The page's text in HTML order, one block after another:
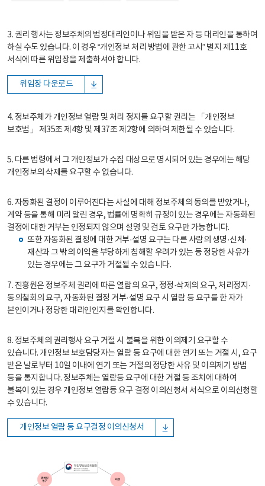
3. 권리 행사는 정보주체의 법정대리인이나 위임을 받은 자 등 대리인을 통하여
하실 수도 있습니다. 이 경우 “개인정보 처리 방법에 관한 고시” 별지 제11호
서식에 따른 위임장을 제출하셔야 합니다.
위임장 다운로드
4. 정보주체가 개인정보 열람 및 처리 정지를 요구할 권리는 「개인정보
보호법」 제35조 제4항 및 제37조 제2항에 의하여 제한될 수 있습니다.
5. 다른 법령에서 그 개인정보가 수집 대상으로 명시되어 있는 경우에는 해당
개인정보의 삭제를 요구할 수 없습니다.
6. 자동화된 결정이 이루어진다는 사실에 대해 정보주체의 동의를 받았거나,
계약 등을 통해 미리 알린 경우, 법률에 명확히 규정이 있는 경우에는 자동화된
결정에 대한 거부는 인정되지 않으며 설명 및 검토 요구만 가능합니다.
또한 자동화된 결정에 대한 거부·설명 요구는 다른 사람의 생명·신체·
재산과 그 밖의 이익을 부당하게 침해할 우려가 있는 등 정당한 사유가
있는 경우에는 그 요구가 거절될 수 있습니다.
7. 진흥원은 정보주체 권리에 따른 열람의 요구, 정정·삭제의 요구, 처리정지·
동의철회의 요구, 자동화된 결정 거부·설명 요구 시 열람 등 요구를 한 자가
본인이거나 정당한 대리인인지를 확인합니다.
8. 정보주체의 권리행사 요구 거절 시 불복을 위한 이의제기 요구할 수
있습니다. 개인정보 보호담당자는 열람 등 요구에 대한 연기 또는 거절 시, 요구
받은 날로부터 10일 이내에 연기 또는 거절의 정당한 사유 및 이의제기 방법
등을 통지합니다. 정보주체는 열람등 요구에 대한 거절 등 조치에 대하여
불복이 있는 경우 개인정보 열람등 요구 결정 이의신청서 서식으로 이의신청할
수 있습니다.
개인정보 열람 등 요구결정 이의신청서